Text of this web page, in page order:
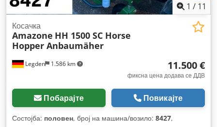
1 / 11
Legden 1.586 km
Косачка
Amazone HH 1500 SC Horse
Hopper Anbaumäher
11.500 €
фиксна цена додава се ДДВ
Побарајте Повикајте
Состојба: половен, број на машина/возило: 8427,